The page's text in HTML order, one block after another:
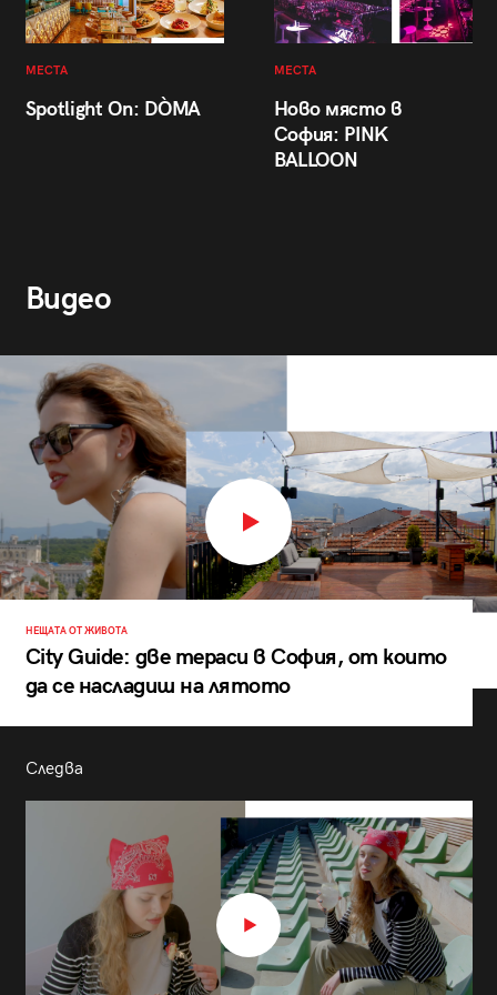
МЕСТА
Spotlight On: DÒMA
МЕСТА
Ново място в
София: PINK
BALLOON
Видео
НЕЩАТА ОТ ЖИВОТА
City Guide: две тераси в София, от които
да се насладиш на лятото
Следва